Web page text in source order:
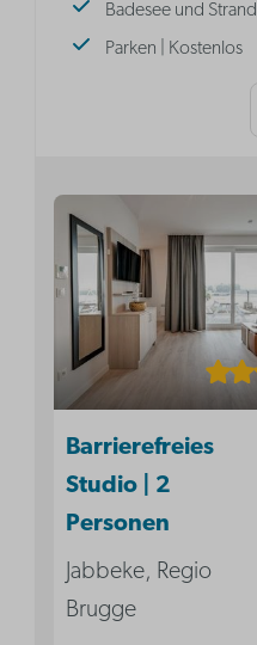
Badesee und Strand
Parken | Kostenlos
Barrierefreies
Studio | 2
Personen
Jabbeke, Regio
Brugge